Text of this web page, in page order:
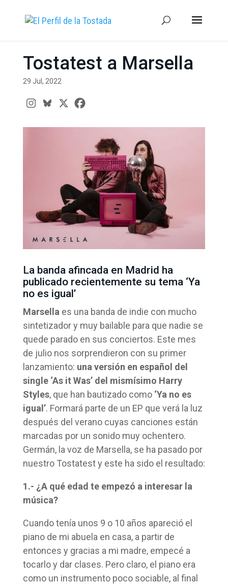
Tostatest a Marsella
29 Jul, 2022
La banda afincada en Madrid ha
publicado recientemente su tema ‘Ya
no es igual’
Marsella es una banda de indie con mucho
sintetizador y muy bailable para que nadie se
quede parado en sus conciertos. Este mes
de julio nos sorprendieron con su primer
lanzamiento: una versión en español del
single ‘As it Was’ del mismísimo Harry
Styles, que han bautizado como ‘Ya no es
igual’. Formará parte de un EP que verá la luz
después del verano cuyas canciones están
marcadas por un sonido muy ochentero.
Germán, la voz de Marsella, se ha pasado por
nuestro Tostatest y este ha sido el resultado:
1.- ¿A qué edad te empezó a interesar la
música?
Cuando tenía unos 9 o 10 años apareció el
piano de mi abuela en casa, a partir de
entonces y gracias a mi madre, empecé a
tocarlo y dar clases. Pero claro, el piano era
como un instrumento poco sociable, al final